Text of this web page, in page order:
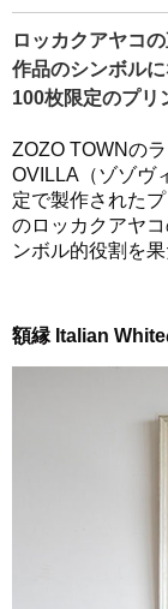
ロッカクアヤコ
作品のシンボル
100枚限定のプリ
ZOZO TOWNの
OVILLA（ゾゾヴ
定で製作された
のロッカクアヤ
ンボル的役割を果
額縁 Italian White